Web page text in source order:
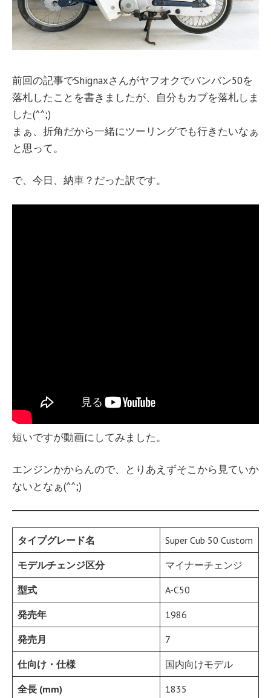
前回の記事でShignaxさんがヤフオクでバンバン50を
落札したことを書きましたが、自分もカブを落札しま
した(^^;)
まぁ、折角だから一緒にツーリングでも行きたいなぁ
と思って。
で、今日、納車？だった訳です。
短いですが動画にしてみました。
エンジンかからんので、とりあえずそこから見ていか
ないとなぁ(^^;)
タイプグレード名 Super Cub 50 Custom
モデルチェンジ区分 マイナーチェンジ
型式 A-C50
発売年 1986
発売月 7
仕向け・仕様 国内向けモデル
全長 (mm) 1835